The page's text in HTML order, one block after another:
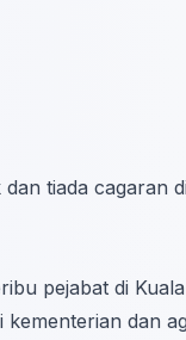
tiada cagaran
pejabat di
dan